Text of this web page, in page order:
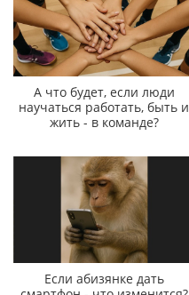
А что будет, если люди
научаться работать, быть и
жить - в команде?
Если абизянке дать